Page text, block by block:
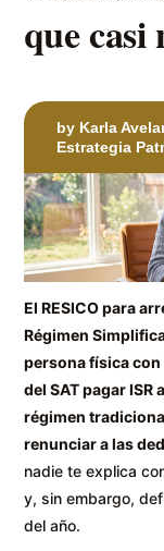
que casi
by Karla
Estrategia
El RESICO para
Régimen
persona física
del SAT pagar ISR
régimen
renunciar a las
nadie te explica
y, sin embargo,
del año.